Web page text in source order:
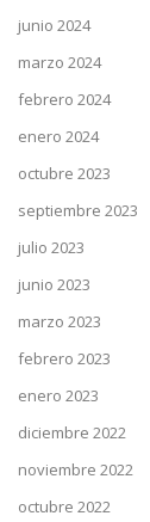
junio 2024
marzo 2024
febrero 2024
enero 2024
octubre 2023
septiembre 2023
julio 2023
junio 2023
marzo 2023
febrero 2023
enero 2023
diciembre 2022
noviembre 2022
octubre 2022